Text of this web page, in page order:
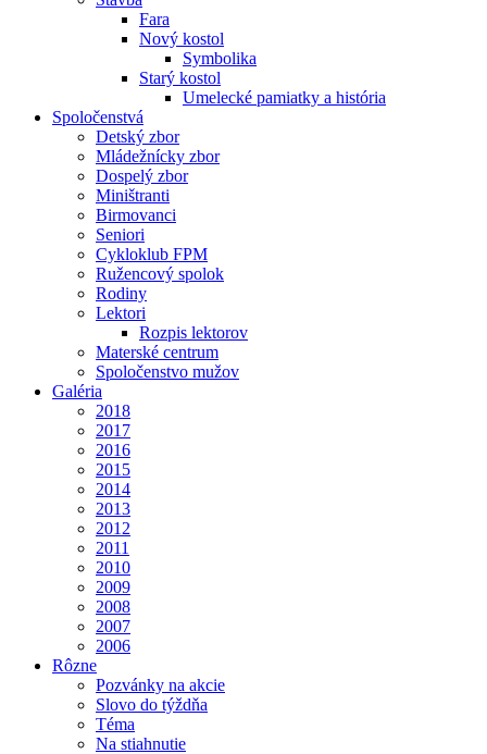
Fara
Nový kostol
Symbolika
Starý kostol
Umelecké pamiatky a história
Spoločenstvá
Detský zbor
Mládežnícky zbor
Dospelý zbor
Miništranti
Birmovanci
Seniori
Cykloklub FPM
Ružencový spolok
Rodiny
Lektori
Rozpis lektorov
Materské centrum
Spoločenstvo mužov
Galéria
2018
2017
2016
2015
2014
2013
2012
2011
2010
2009
2008
2007
2006
Rôzne
Pozvánky na akcie
Slovo do týždňa
Téma
Na stiahnutie